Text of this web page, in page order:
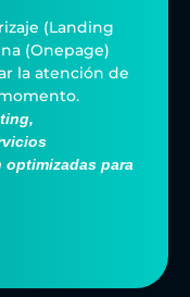
(Landing
(Onepage)
la atención de
para